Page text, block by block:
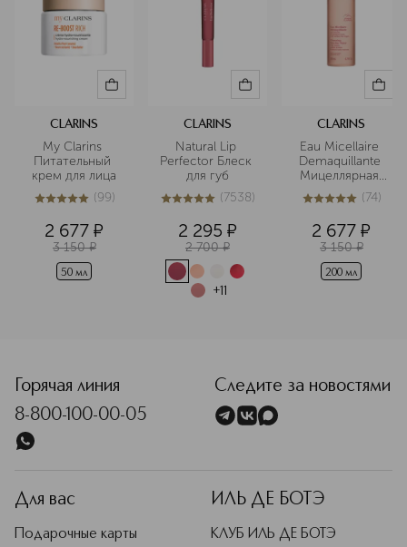
CLARINS
My Clarins
Питательный
крем для лица
4.9из599 (99)
2 677 ¤
3 150 ¤
50 мл
CLARINS
Natural Lip
Perfector Блеск
для губ
5из 57538 (7538)
2 295 ¤
2 700 ¤
+11
CLARINS
Eau Micellaire
Demaquillante
Мицеллярная
вода для
чувствительной
5из 574 (74)
2 677 ¤
3 150 ¤
200 мл
Горячая линия
8-800-100-00-05
Следите за новостями
Для вас
Подарочные карты
ИЛЬ ДЕ БОТЭ
КЛУБ ИЛЬ ДЕ БОТЭ